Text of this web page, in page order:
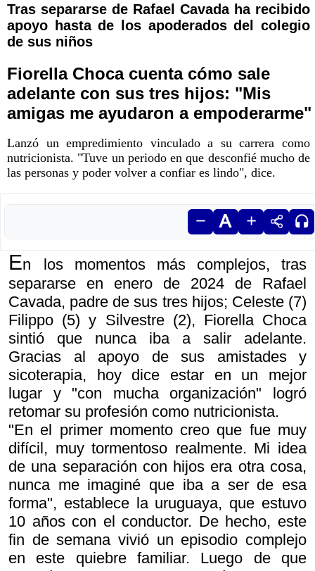
Tras separarse de Rafael Cavada ha recibido
apoyo hasta de los apoderados del colegio
de sus niños
Fiorella Choca cuenta cómo sale
adelante con sus tres hijos: "Mis
amigas me ayudaron a empoderarme"
Lanzó un empredimiento vinculado a su carrera como
nutricionista. "Tuve un periodo en que desconfié mucho de
las personas y poder volver a confiar es lindo", dice.
En
los momentos más complejos, tras
separarse en enero de 2024 de Rafael
Cavada, padre de sus tres hijos; Celeste (7)
Filippo (5) y Silvestre (2), Fiorella Choca
sintió que nunca iba a salir adelante.
Gracias al apoyo de sus amistades y
sicoterapia, hoy dice estar en un mejor
lugar y "con mucha organización" logró
retomar su profesión como nutricionista.
"En el primer momento creo que fue muy
difícil, muy tormentoso realmente. Mi idea
de una separación con hijos era otra cosa,
nunca me imaginé que iba a ser de esa
forma", establece la uruguaya, que estuvo
10 años con el conductor. De hecho, este
fin de semana vivió un episodio complejo
en este quiebre familiar. Luego de que